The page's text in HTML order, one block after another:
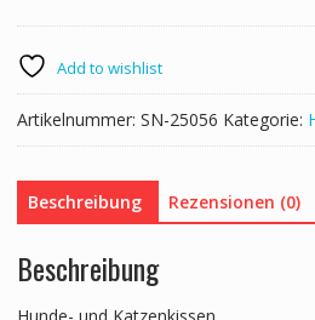
89
cm
grau
Menge
Add to wishlist
Artikelnummer: SN-25056 Kategorie:
Beschreibung Rezensionen (0)
Beschreibung